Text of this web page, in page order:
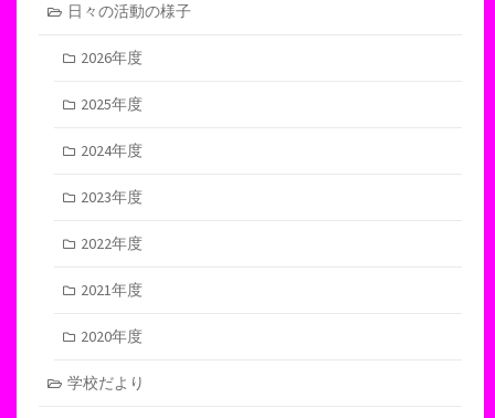
日々の活動の様子
2026年度
2025年度
2024年度
2023年度
2022年度
2021年度
2020年度
学校だより